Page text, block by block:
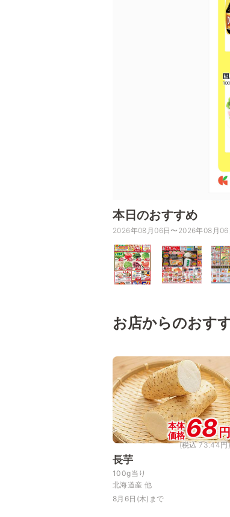
本日のおすすめ
2026年08月06日〜2026年08月06
お店からのおす
本体
価格68 円
(税込 73.44円)
長芋
100g当り
北海道産 他
8月6日(木)まで